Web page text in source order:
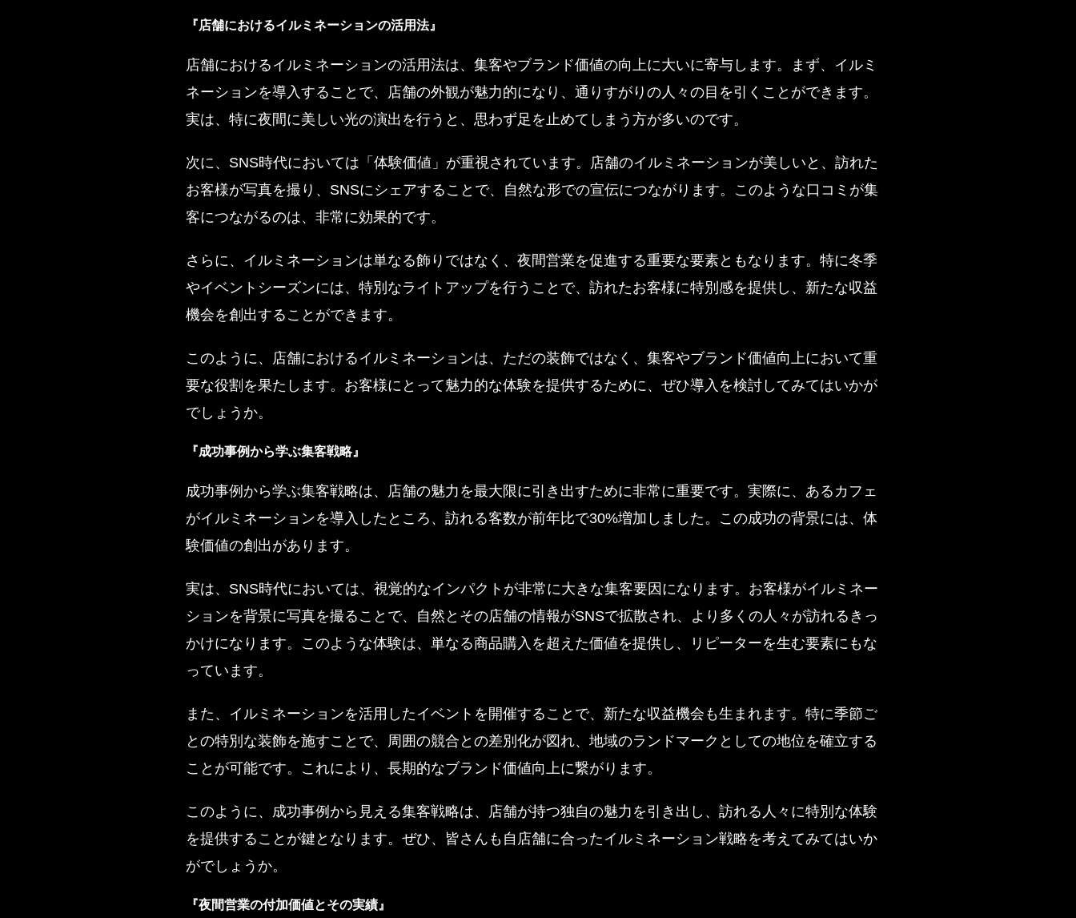
『店舗におけるイルミネーションの活用法』
店舗におけるイルミネーションの活用法は、集客やブランド価値の向上に大いに寄与します。まず、イルミ
ネーションを導入することで、店舗の外観が魅力的になり、通りすがりの人々の目を引くことができます。
実は、特に夜間に美しい光の演出を行うと、思わず足を止めてしまう方が多いのです。
次に、SNS時代においては「体験価値」が重視されています。店舗のイルミネーションが美しいと、訪れた
お客様が写真を撮り、SNSにシェアすることで、自然な形での宣伝につながります。このような口コミが集
客につながるのは、非常に効果的です。
さらに、イルミネーションは単なる飾りではなく、夜間営業を促進する重要な要素ともなります。特に冬季
やイベントシーズンには、特別なライトアップを行うことで、訪れたお客様に特別感を提供し、新たな収益
機会を創出することができます。
このように、店舗におけるイルミネーションは、ただの装飾ではなく、集客やブランド価値向上において重
要な役割を果たします。お客様にとって魅力的な体験を提供するために、ぜひ導入を検討してみてはいかが
でしょうか。
『成功事例から学ぶ集客戦略』
成功事例から学ぶ集客戦略は、店舗の魅力を最大限に引き出すために非常に重要です。実際に、あるカフェ
がイルミネーションを導入したところ、訪れる客数が前年比で30%増加しました。この成功の背景には、体
験価値の創出があります。
実は、SNS時代においては、視覚的なインパクトが非常に大きな集客要因になります。お客様がイルミネー
ションを背景に写真を撮ることで、自然とその店舗の情報がSNSで拡散され、より多くの人々が訪れるきっ
かけになります。このような体験は、単なる商品購入を超えた価値を提供し、リピーターを生む要素にもな
っています。
また、イルミネーションを活用したイベントを開催することで、新たな収益機会も生まれます。特に季節ご
との特別な装飾を施すことで、周囲の競合との差別化が図れ、地域のランドマークとしての地位を確立する
ことが可能です。これにより、長期的なブランド価値向上に繋がります。
このように、成功事例から見える集客戦略は、店舗が持つ独自の魅力を引き出し、訪れる人々に特別な体験
を提供することが鍵となります。ぜひ、皆さんも自店舗に合ったイルミネーション戦略を考えてみてはいか
がでしょうか。
『夜間営業の付加価値とその実績』